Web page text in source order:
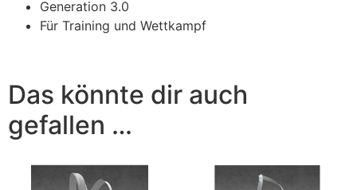
Generation 3.0
Für Training und Wettkampf
Das könnte dir auch
gefallen …